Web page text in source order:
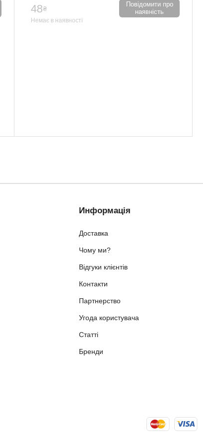
48₴
Немає в наявності
Повідомити про
наявність
Информація
Доставка
Чому ми?
Відгуки клієнтів
Контакти
Партнерство
Угода користувача
Статті
Бренди